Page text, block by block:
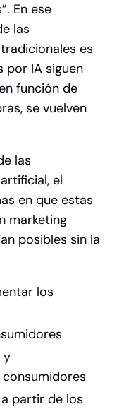
En ese
las
es
por IA siguen
función de
se vuelven
las
el
en que estas
marketing
posibles sin la
los
y
partir de los